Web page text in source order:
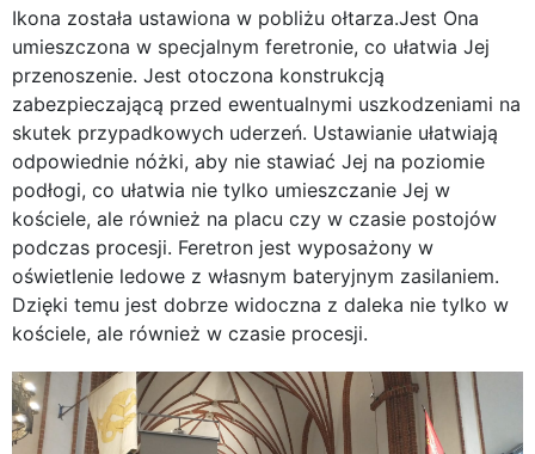
Ikona została ustawiona w pobliżu ołtarza.Jest Ona
umieszczona w specjalnym feretronie, co ułatwia Jej
przenoszenie. Jest otoczona konstrukcją
zabezpieczającą przed ewentualnymi uszkodzeniami na
skutek przypadkowych uderzeń. Ustawianie ułatwiają
odpowiednie nóżki, aby nie stawiać Jej na poziomie
podłogi, co ułatwia nie tylko umieszczanie Jej w
kościele, ale również na placu czy w czasie postojów
podczas procesji. Feretron jest wyposażony w
oświetlenie ledowe z własnym bateryjnym zasilaniem.
Dzięki temu jest dobrze widoczna z daleka nie tylko w
kościele, ale również w czasie procesji.